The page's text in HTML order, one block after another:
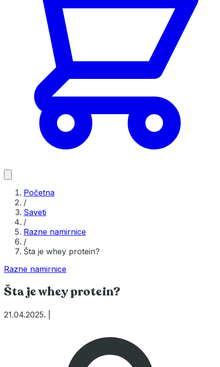
Početna
/
Saveti
/
Razne namirnice
/
Šta je whey protein?
Razne namirnice
Šta je whey protein?
21.04.2025.